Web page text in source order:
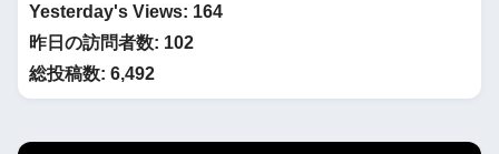
Yesterday's Views: 164
昨日の訪問者数: 102
総投稿数: 6,492